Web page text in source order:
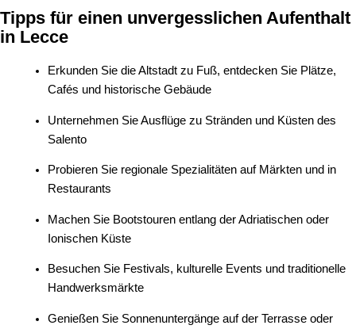
Tipps für einen unvergesslichen Aufenthalt
in Lecce
Erkunden Sie die Altstadt zu Fuß, entdecken Sie Plätze,
Cafés und historische Gebäude
Unternehmen Sie Ausflüge zu Stränden und Küsten des
Salento
Probieren Sie regionale Spezialitäten auf Märkten und in
Restaurants
Machen Sie Bootstouren entlang der Adriatischen oder
Ionischen Küste
Besuchen Sie Festivals, kulturelle Events und traditionelle
Handwerksmärkte
Genießen Sie Sonnenuntergänge auf der Terrasse oder